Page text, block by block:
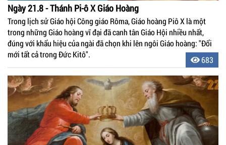
Ngày 21.8 - Thánh Pi-ô X Giáo Hoàng
Trong lịch sử Giáo hội Công giáo Rôma, Giáo hoàng Piô X là một
trong những Giáo hoàng vĩ đại đã canh tân Giáo Hội nhiều nhất,
đúng với khẩu hiệu của ngài đã chọn khi lên ngôi Giáo hoàng: "Đổi
mới tất cả trong Đức Kitô".
683